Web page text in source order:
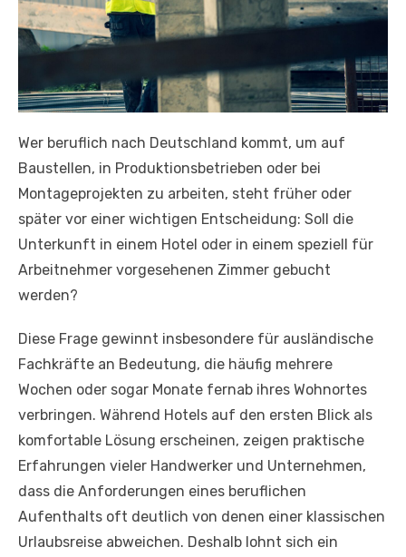
Wer beruflich nach Deutschland kommt, um auf
Baustellen, in Produktionsbetrieben oder bei
Montageprojekten zu arbeiten, steht früher oder
später vor einer wichtigen Entscheidung: Soll die
Unterkunft in einem Hotel oder in einem speziell für
Arbeitnehmer vorgesehenen Zimmer gebucht
werden?
Diese Frage gewinnt insbesondere für ausländische
Fachkräfte an Bedeutung, die häufig mehrere
Wochen oder sogar Monate fernab ihres Wohnortes
verbringen. Während Hotels auf den ersten Blick als
komfortable Lösung erscheinen, zeigen praktische
Erfahrungen vieler Handwerker und Unternehmen,
dass die Anforderungen eines beruflichen
Aufenthalts oft deutlich von denen einer klassischen
Urlaubsreise abweichen. Deshalb lohnt sich ein